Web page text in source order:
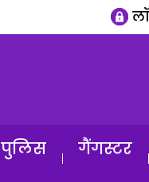
पुलिस गैंगस्टर